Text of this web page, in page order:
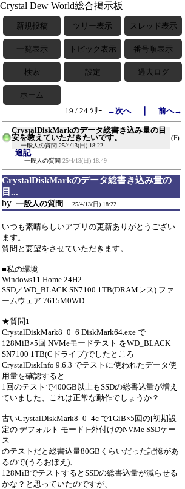
Crystal Dew World総合掲示板
新規投稿 ツリー表示 スレッド表示
一覧表示 トピック表示 番号順表示
検索 設定 過去ログ
ホーム
19 / 24 ﾂﾘｰ
←次へ｜ 前へ→
CrystalDiskMarkのデータ総書き込み量の目
安を教えていただきたいです。
一般人の質問 25/4/13(日) 18:22
(F)
追記
一般人の質問 25/4/13(日) 18:49
CrystalDiskMarkのデータ総書き込み量の
目...
by 一般人の質問 25/4/13(日) 18:22
いつも素晴らしいアプリの更新ありがとうござい
ます。
質問と要望をさせていただきます。
■私の環境
Windows11 Home 24H2
SSD／WD_BLACK SN7100 1TB(DRAMレス) ファ
ームウェア 7615M0WD
★質問1
CrystalDiskMark8_0_6 DiskMark64.exe で
128MiB×5回 NVMeモードテスト をWD_BLACK
SN7100 1TB(Cドライブ)でしたところ
CrystalDiskInfo 9.6.3 でテストに使われたデータ使
用量を確認すると
1回のテストで400GB以上もSSDの総書込量が増え
ていました、これは正常な動作でしょうか？
古いCrystalDiskMark8_0_4c で1GiB×5回の[初期設
定の デフォルト モード]+外付けのNVMe SSDケー
ス
のテストだと総書込量80GBくらいだった記憶があ
るので(うろおぼえ)、
128MiBでテストするとSSDの総書込量が減らせる
かな？と思っていたのですが、